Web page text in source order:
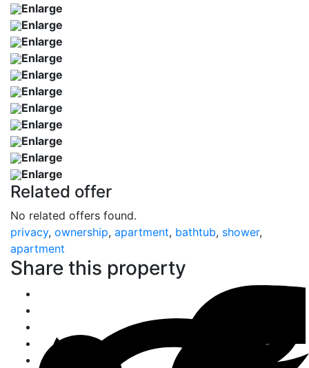
Enlarge
Enlarge
Enlarge
Enlarge
Enlarge
Enlarge
Enlarge
Enlarge
Enlarge
Enlarge
Enlarge
Related offer
No related offers found.
privacy, ownership, apartment, bathtub, shower,
apartment
Share this property